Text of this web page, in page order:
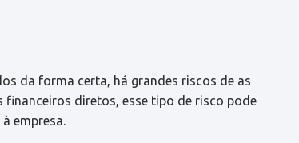
da forma certa, há grandes riscos de as
financeiros diretos, esse tipo de risco pode
empresa.